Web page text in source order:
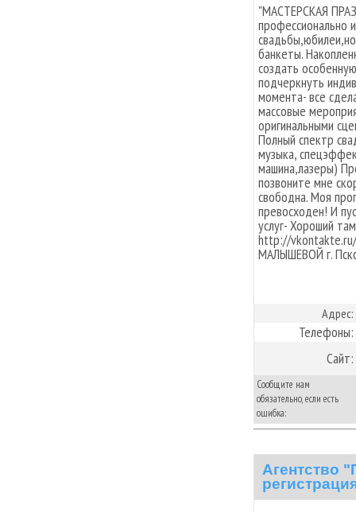
"МАСТЕРСКАЯ
профессионально
банкеты.
создать
подчеркнуть
момента- все
массовые
оригинальными
Полный спектр
музыка,
машина,лазеры)
позвоните мне
свободна. Моя
превосходен! И
услуг- Хороший
http://
МАЛЫШЕВОЙ г.
Адрес:
Телефоны:
Сайт:
Сообщите нам
обязательно, если есть
ошибка:
Агентство